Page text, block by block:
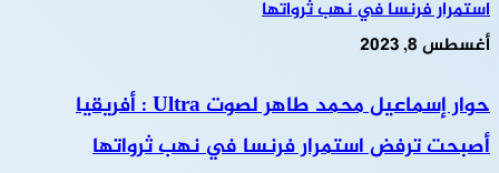
استمرار فرنسا في نهب ثرواتها
أغسطس 8, 2023
حوار إسماعيل محمد طاهر لصوت Ultra : أفريقيا
أصبحت ترفض استمرار فرنسا في نهب ثرواتها